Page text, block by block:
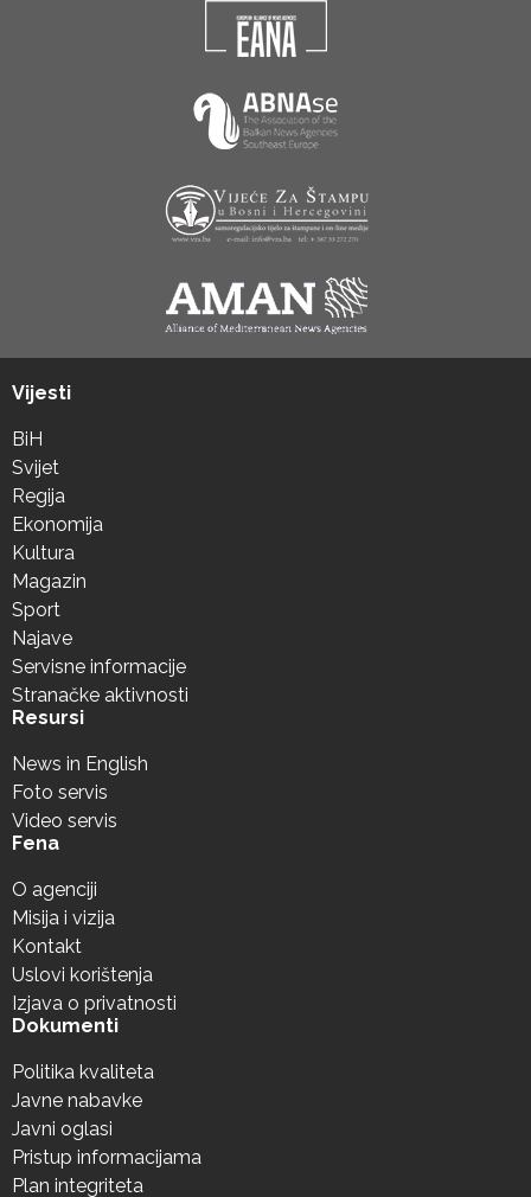
Vijesti
BiH
Svijet
Regija
Ekonomija
Kultura
Magazin
Sport
Najave
Servisne informacije
Stranačke aktivnosti
Resursi
News in English
Foto servis
Video servis
Fena
O agenciji
Misija i vizija
Kontakt
Uslovi korištenja
Izjava o privatnosti
Dokumenti
Politika kvaliteta
Javne nabavke
Javni oglasi
Pristup informacijama
Plan integriteta